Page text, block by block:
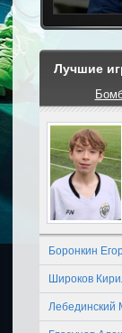
Лучшие
Боронкин
Рогачево 14)
Широков
Текстильщик
Лебединский
им. Ярцева